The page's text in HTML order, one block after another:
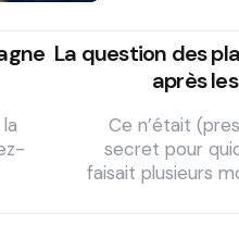
La question des
après
Ce n’était
secret pour
faisait plusieurs